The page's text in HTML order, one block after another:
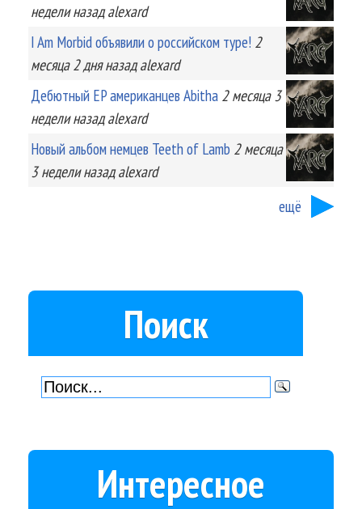
неделиназад alexard
I Am Morbid объявили о российском туре! 2
месяца 2 дняназад alexard
Дебютный EP американцев Abitha 2 месяца 3
неделиназад alexard
Новый альбом немцев Teeth of Lamb 2 месяца
3 неделиназад alexard
ещё
Поиск
Интересное